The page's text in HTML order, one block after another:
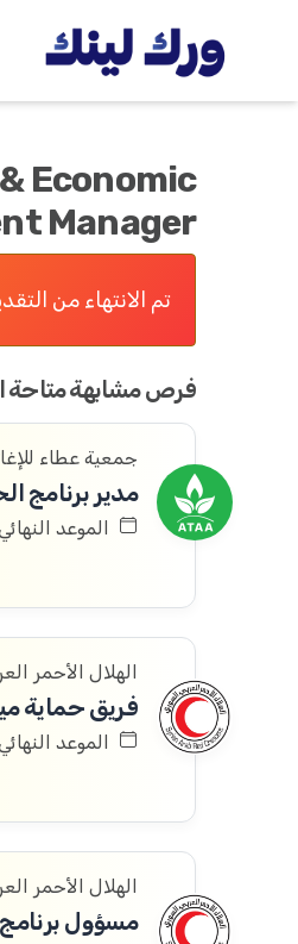
Economic
Manager
تم الانتهاء من
فرص مشابهة متاحة
جمعية عطاء
مدير برنامج
الموعد النهائي: 10/08/
الهلال الأحمر
فريق حماية
الموعد النهائي: 10/08/
الهلال الأحمر
مسؤول